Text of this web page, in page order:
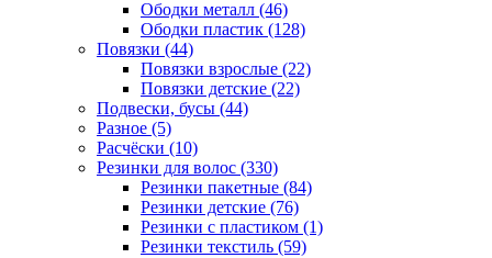
Ободки металл (46)
Ободки пластик (128)
Повязки (44)
Повязки взрослые (22)
Повязки детские (22)
Подвески, бусы (44)
Разное (5)
Расчёски (10)
Резинки для волос (330)
Резинки пакетные (84)
Резинки детские (76)
Резинки с пластиком (1)
Резинки текстиль (59)